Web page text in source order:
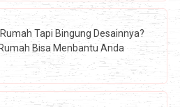
Tapi Bingung Desainnya?
Bisa Menbantu Anda